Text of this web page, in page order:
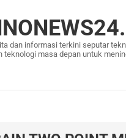
dan informasi terkini seputar
teknologi masa depan untuk